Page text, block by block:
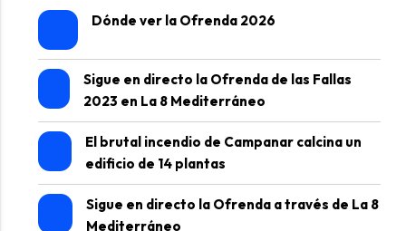
Dónde ver la Ofrenda 2026
Sigue en directo la Ofrenda de las Fallas
2023 en La 8 Mediterráneo
El brutal incendio de Campanar calcina un
edificio de 14 plantas
Sigue en directo la Ofrenda a través de La 8
Mediterráneo